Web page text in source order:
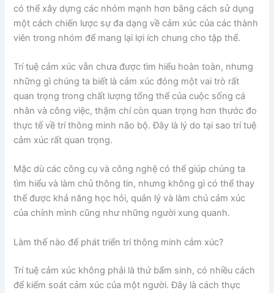
có thể xây dựng các nhóm mạnh hơn bằng cách sử dụng
một cách chiến lược sự đa dạng về cảm xúc của các thành
viên trong nhóm để mang lại lợi ích chung cho tập thể.
Trí tuệ cảm xúc vẫn chưa được tìm hiểu hoàn toàn, nhưng
những gì chúng ta biết là cảm xúc đóng một vai trò rất
quan trọng trong chất lượng tổng thể của cuộc sống cá
nhân và công việc, thậm chí còn quan trọng hơn thước đo
thực tế về trí thông minh não bộ. Đây là lý do tại sao trí tuệ
cảm xúc rất quan trọng.
Mặc dù các công cụ và công nghệ có thể giúp chúng ta
tìm hiểu và làm chủ thông tin, nhưng không gì có thể thay
thế được khả năng học hỏi, quản lý và làm chủ cảm xúc
của chính mình cũng như những người xung quanh.
Làm thế nào để phát triển trí thông minh cảm xúc?
Trí tuệ cảm xúc không phải là thứ bẩm sinh, có nhiều cách
để kiểm soát cảm xúc của một người. Đây là cách thực